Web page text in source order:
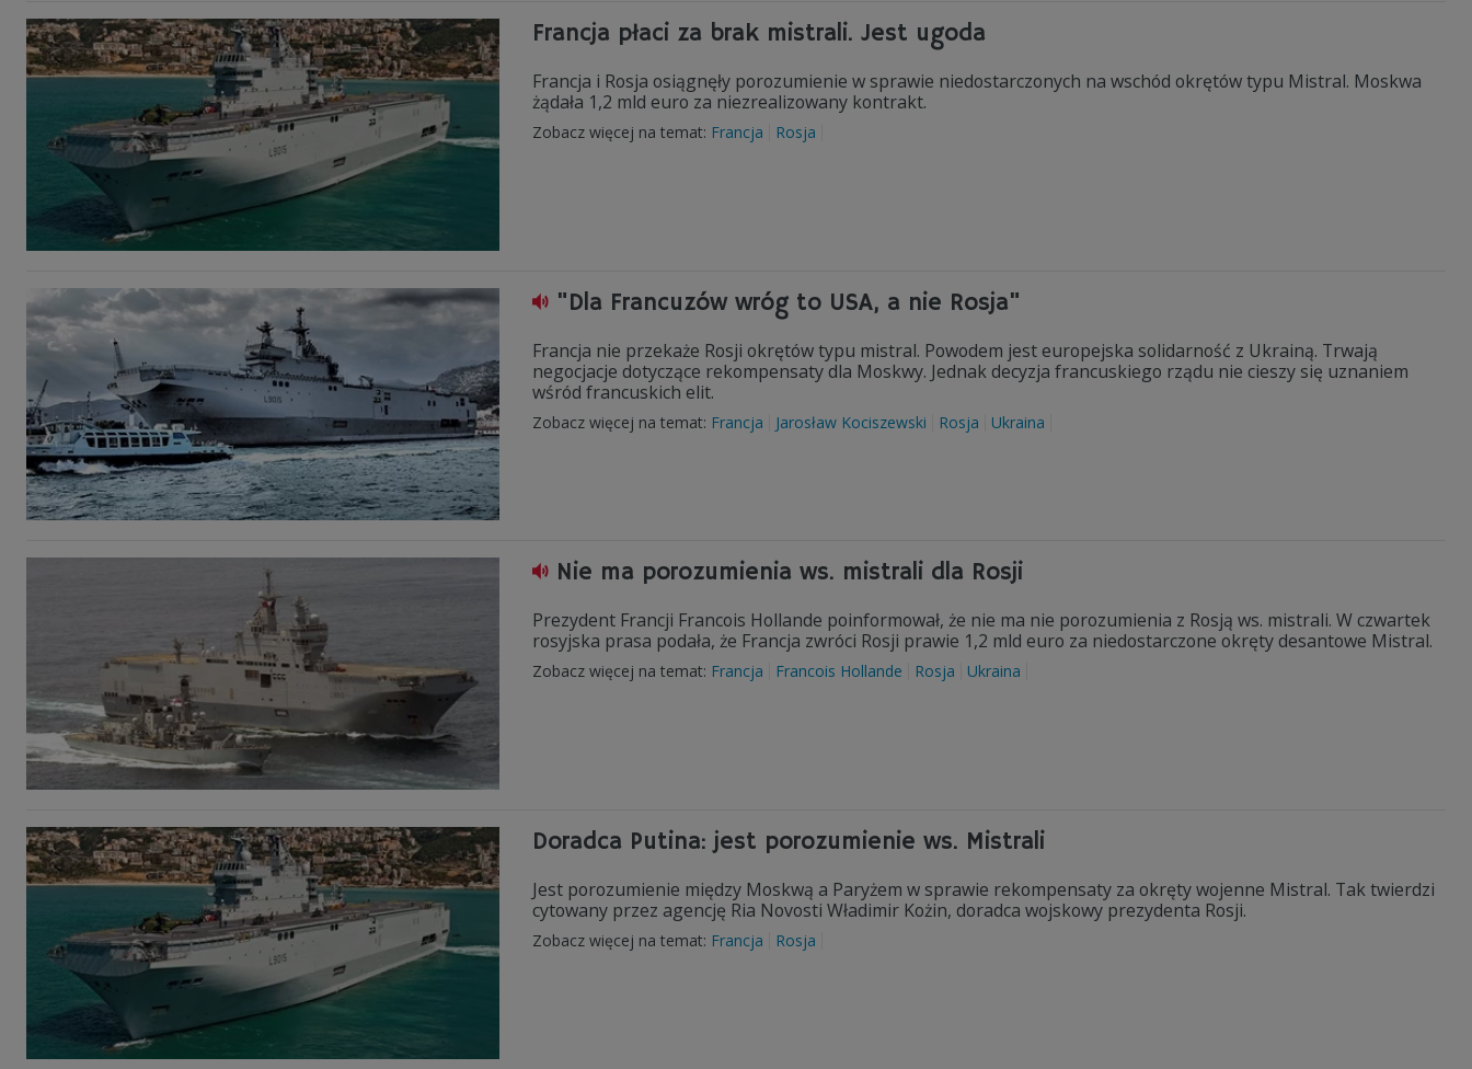
Francja płaci za brak mistrali. Jest ugoda
Francja i Rosja osiągnęły porozumienie w sprawie niedostarczonych na wschód okrętów typu Mistral. Moskwa
żądała 1,2 mld euro za niezrealizowany kontrakt.
Zobacz więcej na temat: Francja Rosja
"Dla Francuzów wróg to USA, a nie Rosja"
Francja nie przekaże Rosji okrętów typu mistral. Powodem jest europejska solidarność z Ukrainą. Trwają
negocjacje dotyczące rekompensaty dla Moskwy. Jednak decyzja francuskiego rządu nie cieszy się uznaniem
wśród francuskich elit.
Zobacz więcej na temat: Francja Jarosław Kociszewski Rosja Ukraina
Nie ma porozumienia ws. mistrali dla Rosji
Prezydent Francji Francois Hollande poinformował, że nie ma nie porozumienia z Rosją ws. mistrali. W czwartek
rosyjska prasa podała, że Francja zwróci Rosji prawie 1,2 mld euro za niedostarczone okręty desantowe Mistral.
Zobacz więcej na temat: Francja Francois Hollande Rosja Ukraina
Doradca Putina: jest porozumienie ws. Mistrali
Jest porozumienie między Moskwą a Paryżem w sprawie rekompensaty za okręty wojenne Mistral. Tak twierdzi
cytowany przez agencję Ria Novosti Władimir Kożin, doradca wojskowy prezydenta Rosji.
Zobacz więcej na temat: Francja Rosja